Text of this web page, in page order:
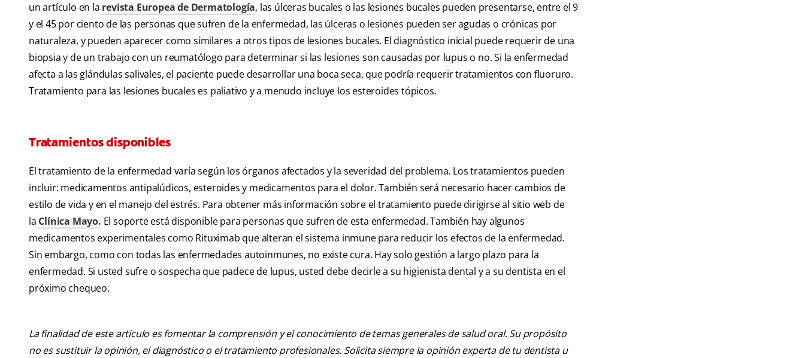
un artículo en la revista Europea de Dermatología, las úlceras bucales o las lesiones bucales pueden presentarse, entre el 9
y el 45 por ciento de las personas que sufren de la enfermedad, las úlceras o lesiones pueden ser agudas o crónicas por
naturaleza, y pueden aparecer como similares a otros tipos de lesiones bucales. El diagnóstico inicial puede requerir de una
biopsia y de un trabajo con un reumatólogo para determinar si las lesiones son causadas por lupus o no. Si la enfermedad
afecta a las glándulas salivales, el paciente puede desarrollar una boca seca, que podría requerir tratamientos con fluoruro.
Tratamiento para las lesiones bucales es paliativo y a menudo incluye los esteroides tópicos.
Tratamientos disponibles
El tratamiento de la enfermedad varía según los órganos afectados y la severidad del problema. Los tratamientos pueden
incluir: medicamentos antipalúdicos, esteroides y medicamentos para el dolor. También será necesario hacer cambios de
estilo de vida y en el manejo del estrés. Para obtener más información sobre el tratamiento puede dirigirse al sitio web de
la Clínica Mayo. El soporte está disponible para personas que sufren de esta enfermedad. También hay algunos
medicamentos experimentales como Rituximab que alteran el sistema inmune para reducir los efectos de la enfermedad.
Sin embargo, como con todas las enfermedades autoinmunes, no existe cura. Hay solo gestión a largo plazo para la
enfermedad. Si usted sufre o sospecha que padece de lupus, usted debe decirle a su higienista dental y a su dentista en el
próximo chequeo.
La finalidad de este artículo es fomentar la comprensión y el conocimiento de temas generales de salud oral. Su propósito
no es sustituir la opinión, el diagnóstico o el tratamiento profesionales. Solicita siempre la opinión experta de tu dentista u